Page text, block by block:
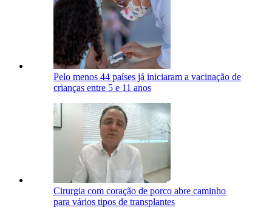
Pelo menos 44 países já iniciaram a vacinação de
crianças entre 5 e 11 anos
Cirurgia com coração de porco abre caminho
para vários tipos de transplantes